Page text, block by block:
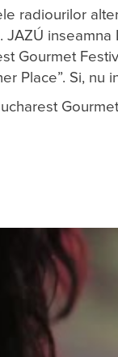
radiourilor
Gourmet
Place”. Si,